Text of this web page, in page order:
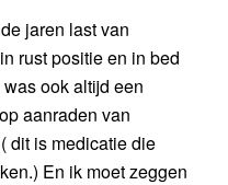
jaren last van
rust positie en in bed
ook altijd een
aanraden van
dit is medicatie die
En ik moet zeggen